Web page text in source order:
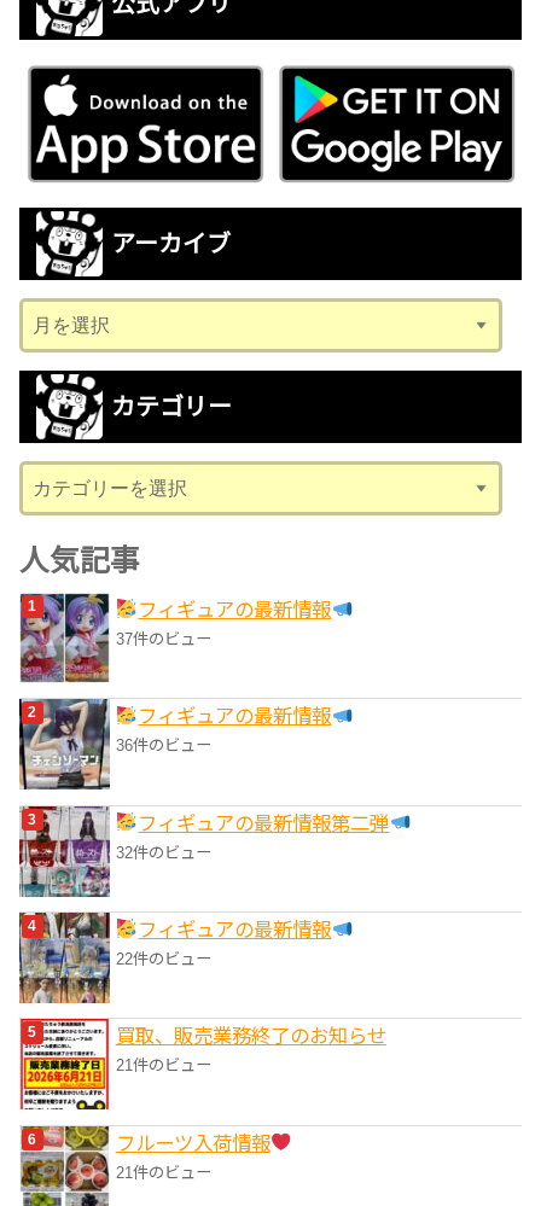
アーカイブ
ー
カ
ブ
カテゴリー
テ
ゴ
リ
ー
人気記事
フィギュアの最新情報
37件のビュー
フィギュアの最新情報
36件のビュー
フィギュアの最新情報第二弾
32件のビュー
フィギュアの最新情報
22件のビュー
買取、販売業務終了のお知らせ
21件のビュー
フルーツ入荷情報
21件のビュー